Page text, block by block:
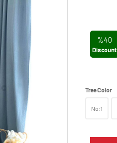
%40
Discount
Tree Color
No:1